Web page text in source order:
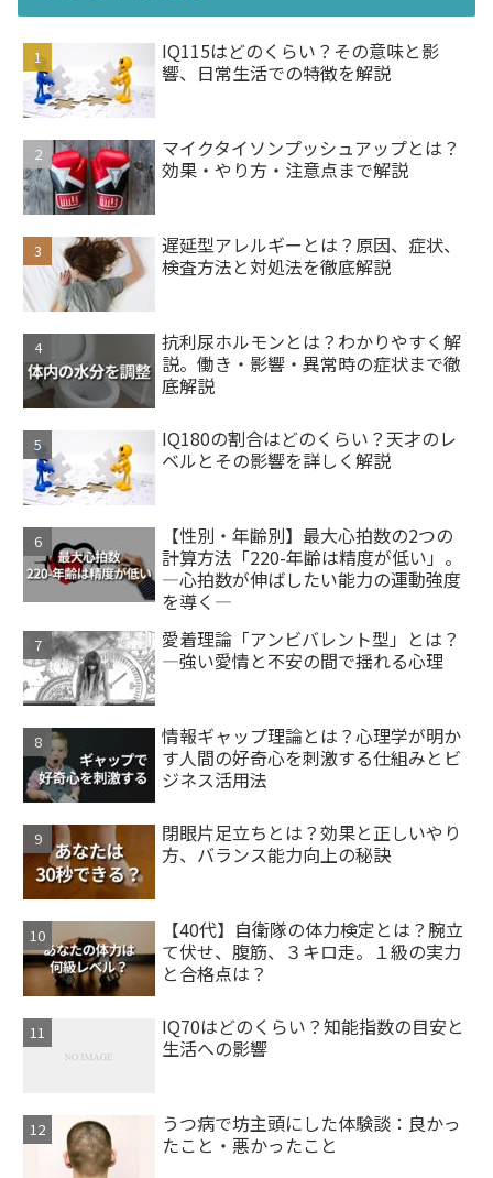
IQ115はどのくらい？その意味と影
響、日常生活での特徴を解説
マイクタイソンプッシュアップとは？
効果・やり方・注意点まで解説
遅延型アレルギーとは？原因、症状、
検査方法と対処法を徹底解説
抗利尿ホルモンとは？わかりやすく解
説。働き・影響・異常時の症状まで徹
底解説
IQ180の割合はどのくらい？天才のレ
ベルとその影響を詳しく解説
【性別・年齢別】最大心拍数の2つの
計算方法「220-年齢は精度が低い」。
―心拍数が伸ばしたい能力の運動強度
を導く―
愛着理論「アンビバレント型」とは？
—強い愛情と不安の間で揺れる心理
情報ギャップ理論とは？心理学が明か
す人間の好奇心を刺激する仕組みとビ
ジネス活用法
閉眼片足立ちとは？効果と正しいやり
方、バランス能力向上の秘訣
【40代】自衛隊の体力検定とは？腕立
て伏せ、腹筋、３キロ走。１級の実力
と合格点は？
IQ70はどのくらい？知能指数の目安と
生活への影響
うつ病で坊主頭にした体験談：良かっ
たこと・悪かったこと